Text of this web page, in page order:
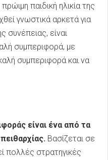
παιδική ηλικία της
γνωστικά αρκετά για
συνέπειας, είναι
συμπεριφορά, με
συμπεριφορά και να
είναι ένα από τα
Βασίζεται σε
πολλές στρατηγικές